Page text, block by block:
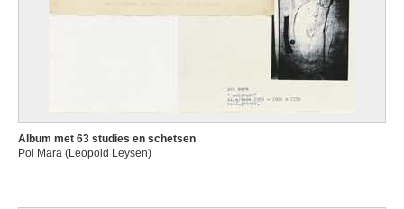
Album met 63 studies en schetsen
Pol Mara (Leopold Leysen)